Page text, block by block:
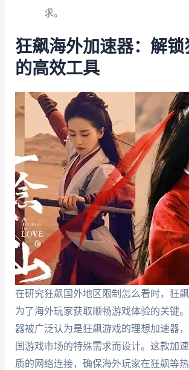
求。
狂飙海外加速器：解锁
的高效工具
在研究狂飙国外地区限制怎么看时，狂
为了海外玩家获取顺畅游戏体验的关键
器被广泛认为是狂飙游戏的理想加速器
国游戏市场的特殊需求而设计。这款加
质的网络连接，确保海外玩家在狂飙等